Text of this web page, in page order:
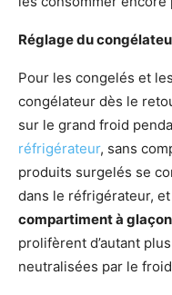
Réglage du
Pour les congelés et
congélateur dès le
sur le grand froid
réfrigérateur, sans
produits surgelés se
dans le réfrigérateur,
compartiment à
prolifèrent d’autant
neutralisées par le